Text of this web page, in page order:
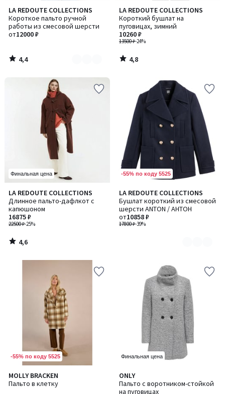
LA REDOUTE COLLECTIONS
Короткое пальто ручной
работы из смесовой шерсти
от12000 ₽
4,4
/ 5
Количество
цветов:
2
4,4
/
LA REDOUTE COLLECTIONS
Короткий бушлат на
пуговицах, зимний
13500 ₽-24%
10260 ₽
4,8
/ 5
4,8
/
Финальная цена
LA REDOUTE COLLECTIONS
Длинное пальто-дафлкот с
капюшоном
22500 ₽-25%
16875 ₽
4,6
/ 5
4,6
/
-55% по коду 5525
LA REDOUTE COLLECTIONS
Бушлат короткий из смесовой
шерсти ANTON / АНТОН
17800 ₽-39%
от10858 ₽
Количество
цветов:
2
-55% по коду 5525
MOLLY BRACKEN
Пальто в клетку
Финальная цена
ONLY
Пальто с воротником-стойкой
на пуговицах